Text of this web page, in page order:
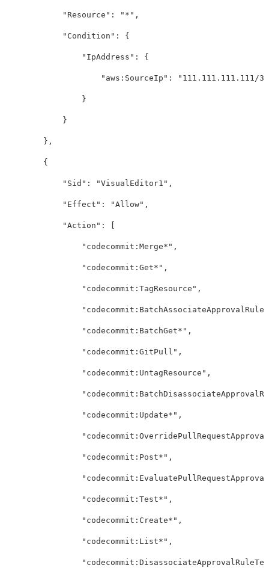
"Resource" : "*" ,
"Condition" : {
"IpAddress" : {
"aws:SourceIp" : "111.111.111.111/
}
}
},
{
"Sid" : "VisualEditor1" ,
"Effect" : "Allow" ,
"Action" :
"codecommit:Merge*" ,
"codecommit:Get*" ,
"codecommit:TagResource" ,
"codecommit:BatchGet*" ,
"codecommit:GitPull" ,
"codecommit:UntagResource" ,
"codecommit:Update*" ,
"codecommit:Post*" ,
"codecommit:Test*" ,
"codecommit:Create*" ,
"codecommit:List*" ,